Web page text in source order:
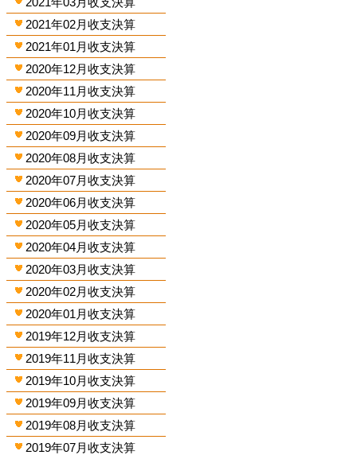
2021年02月收支決算
2021年01月收支決算
2020年12月收支決算
2020年11月收支決算
2020年10月收支決算
2020年09月收支決算
2020年08月收支決算
2020年07月收支決算
2020年06月收支決算
2020年05月收支決算
2020年04月收支決算
2020年03月收支決算
2020年02月收支決算
2020年01月收支決算
2019年12月收支決算
2019年11月收支決算
2019年10月收支決算
2019年09月收支決算
2019年08月收支決算
2019年07月收支決算